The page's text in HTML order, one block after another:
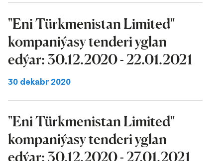
"Eni Türkmenistan Limited"
kompaniýasy tenderi yglan
edýar: 30.12.2020 - 22.01.2021
30 dekabr 2020
"Eni Türkmenistan Limited"
kompaniýasy tenderi yglan
edýar: 30.12.2020 - 27.01.2021